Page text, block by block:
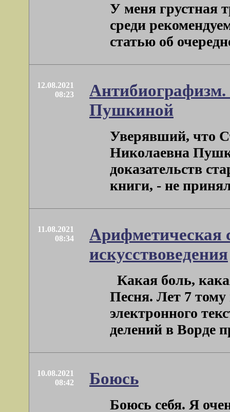
У меня грустная
среди
статью об
12.08.2021
08:23
Пушкиной
Уверявший, что
Николаевна
доказательств
книги, - не
11.08.2021
08:34
Арифметическая
искусствоведения
Какая боль,
Песня. Лет 7 тому
электронного
делений в Ворде
10.08.2021
08:42
Боюсь
Боюсь себя. Я